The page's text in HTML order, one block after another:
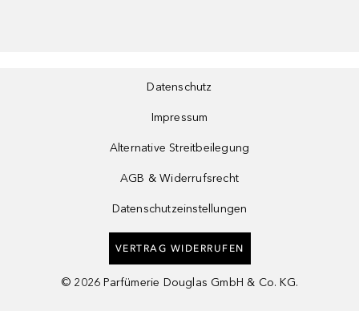
Datenschutz
Impressum
Alternative Streitbeilegung
AGB & Widerrufsrecht
Datenschutzeinstellungen
VERTRAG WIDERRUFEN
© 2026 Parfümerie Douglas GmbH & Co. KG.